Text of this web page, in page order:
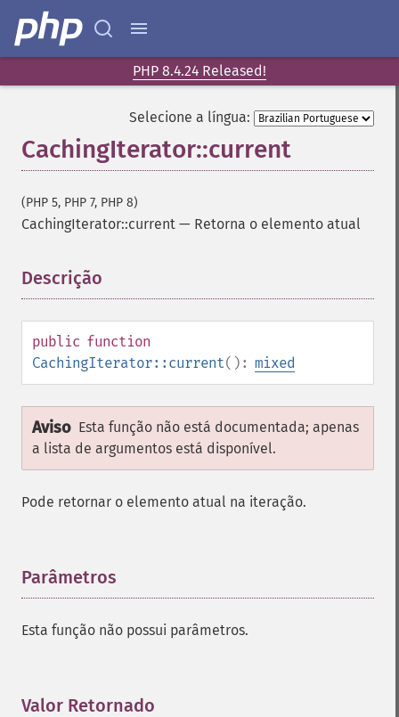
PHP 8.4.24 Released!
Selecione a língua:
CachingIterator::current
(PHP 5, PHP 7, PHP 8)
CachingIterator::current — Retorna o elemento atual
Descrição
public function
CachingIterator::current(): mixed
Aviso Esta função não está documentada; apenas
a lista de argumentos está disponível.
Pode retornar o elemento atual na iteração.
Parâmetros
Esta função não possui parâmetros.
Valor Retornado